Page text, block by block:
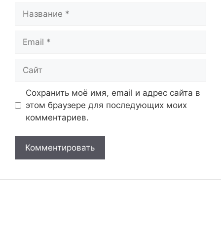
Сохранить моё имя, email и адрес сайта в
этом браузере для последующих моих
комментариев.